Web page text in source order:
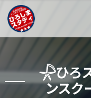
𓇻ひろ
ンス